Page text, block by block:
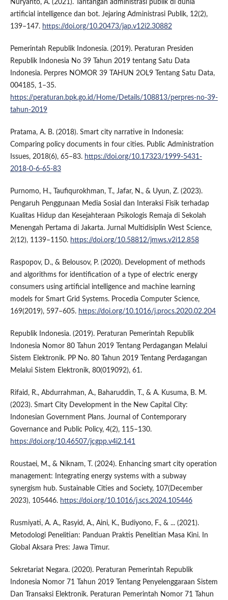
Nuryanto, A. (2021). Tantangan administrasi publik di dunia
artificial intelligence dan bot. Jejaring Administrasi Publik, 12(2),
139–147. https://doi.org/10.20473/jap.v12i2.30882
Pemerintah Republik Indonesia. (2019). Peraturan Presiden
Republik Indonesia No 39 Tahun 2019 tentang Satu Data
Indonesia. Perpres NOMOR 39 TAHUN 2OL9 Tentang Satu Data,
004185, 1–35.
https://peraturan.bpk.go.id/Home/Details/108813/perpres-no-39-
tahun-2019
Pratama, A. B. (2018). Smart city narrative in Indonesia:
Comparing policy documents in four cities. Public Administration
Issues, 2018(6), 65–83. https://doi.org/10.17323/1999-5431-
2018-0-6-65-83
Purnomo, H., Taufiqurokhman, T., Jafar, N., & Uyun, Z. (2023).
Pengaruh Penggunaan Media Sosial dan Interaksi Fisik terhadap
Kualitas Hidup dan Kesejahteraan Psikologis Remaja di Sekolah
Menengah Pertama di Jakarta. Jurnal Multidisiplin West Science,
2(12), 1139–1150. https://doi.org/10.58812/jmws.v2i12.858
Raspopov, D., & Belousov, P. (2020). Development of methods
and algorithms for identification of a type of electric energy
consumers using artificial intelligence and machine learning
models for Smart Grid Systems. Procedia Computer Science,
169(2019), 597–605. https://doi.org/10.1016/j.procs.2020.02.204
Republik Indonesia. (2019). Peraturan Pemerintah Republik
Indonesia Nomor 80 Tahun 2019 Tentang Perdagangan Melalui
Sistem Elektronik. PP No. 80 Tahun 2019 Tentang Perdagangan
Melalui Sistem Elektronik, 80(019092), 61.
Rifaid, R., Abdurrahman, A., Baharuddin, T., & A. Kusuma, B. M.
(2023). Smart City Development in the New Capital City:
Indonesian Government Plans. Journal of Contemporary
Governance and Public Policy, 4(2), 115–130.
https://doi.org/10.46507/jcgpp.v4i2.141
Roustaei, M., & Niknam, T. (2024). Enhancing smart city operation
management: Integrating energy systems with a subway
synergism hub. Sustainable Cities and Society, 107(December
2023), 105446. https://doi.org/10.1016/j.scs.2024.105446
Rusmiyati, A. A., Rasyid, A., Aini, K., Budiyono, F., & ... (2021).
Metodologi Penelitian: Panduan Praktis Penelitian Masa Kini. In
Global Aksara Pres: Jawa Timur.
Sekretariat Negara. (2020). Peraturan Pemerintah Republik
Indonesia Nomor 71 Tahun 2019 Tentang Penyelenggaraan Sistem
Dan Transaksi Elektronik. Peraturan Pemerintah Nomor 71 Tahun